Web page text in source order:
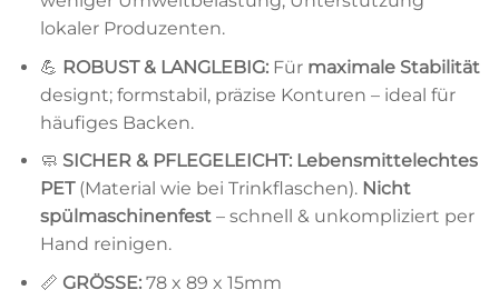
lokaler Produzenten.
💪 ROBUST & LANGLEBIG:Für maximale Stabilität
designt; formstabil, präzise Konturen – ideal für
häufiges Backen.
🧼 SICHER & PFLEGELEICHT: Lebensmittelechtes
PET(Material wie bei Trinkflaschen). Nicht
spülmaschinenfest– schnell & unkompliziert per
Hand reinigen.
📏 GRÖSSE:78 x 89 x 15mm